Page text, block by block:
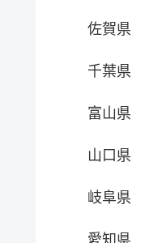
佐賀県
千葉県
富山県
山口県
岐阜県